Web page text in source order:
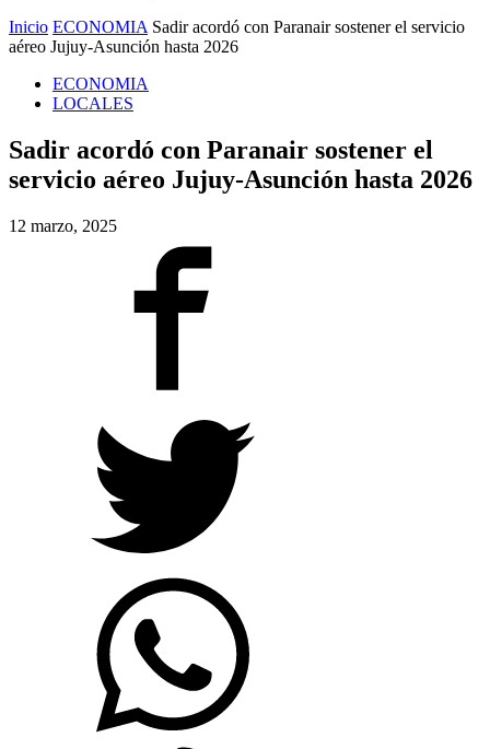
Inicio ECONOMIA Sadir acordó con Paranair sostener el servicio
aéreo Jujuy-Asunción hasta 2026
ECONOMIA
LOCALES
Sadir acordó con Paranair sostener el
servicio aéreo Jujuy-Asunción hasta 2026
12 marzo, 2025